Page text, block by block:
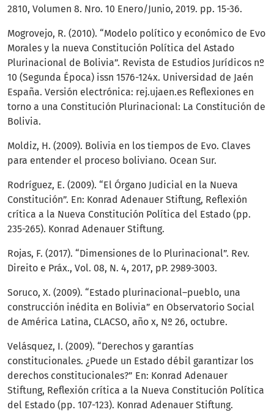
2810, Volumen 8. Nro. 10 Enero/Junio, 2019. pp. 15-36.
Mogrovejo, R. (2010). “Modelo político y económico de Evo
Morales y la nueva Constitución Política del Astado
Plurinacional de Bolivia”. Revista de Estudios Jurídicos nº
10 (Segunda Época) issn 1576-124x. Universidad de Jaén
España. Versión electrónica: rej.ujaen.es Reflexiones en
torno a una Constitución Plurinacional: La Constitución de
Bolivia.
Moldiz, H. (2009). Bolivia en los tiempos de Evo. Claves
para entender el proceso boliviano. Ocean Sur.
Rodríguez, E. (2009). “El Órgano Judicial en la Nueva
Constitución”. En: Konrad Adenauer Stiftung, Reflexión
crítica a la Nueva Constitución Política del Estado (pp.
235-265). Konrad Adenauer Stiftung.
Rojas, F. (2017). “Dimensiones de lo Plurinacional”. Rev.
Direito e Práx., Vol. 08, N. 4, 2017, pP. 2989-3003.
Soruco, X. (2009). “Estado plurinacional–pueblo, una
construcción inédita en Bolivia” en Observatorio Social
de América Latina, CLACSO, año x, Nº 26, octubre.
Velásquez, I. (2009). “Derechos y garantías
constitucionales. ¿Puede un Estado débil garantizar los
derechos constitucionales?” En: Konrad Adenauer
Stiftung, Reflexión crítica a la Nueva Constitución Política
del Estado (pp. 107-123). Konrad Adenauer Stiftung.